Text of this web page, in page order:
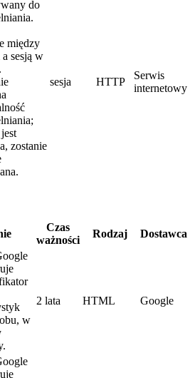
do
między
sesją w
zostanie
sesja HTTP
Serwis
internetowy
Czas
ważności
Rodzaj Dostawca
w
2 lata HTML Google